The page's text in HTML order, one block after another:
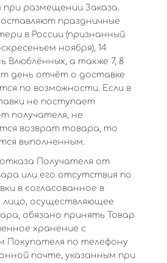
при размещении Заказа.
праздничные
в России (признанный
ноября), 14
Влюблённых, а также 7, 8
день отчёт о доставке
по возможности. Если в
не поступает
получателя, не
возврат товара, то
выполненным.
отказа Получателя от
или его отсутствия по
в согласованное в
лицо, осуществляющее
обязано принять Товар
хранение с
Покупателя по телефону
почте, указанным при